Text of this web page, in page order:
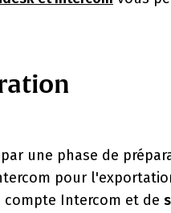
une phase de
pour
Intercom et de